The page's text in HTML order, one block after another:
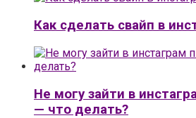
Как сделать свайп в
Не могу зайти в
— что делать?